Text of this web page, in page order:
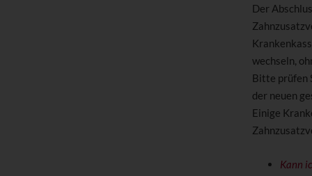
Der
wechseln,
Bitte prüfen
der neuen
Einige
Kann